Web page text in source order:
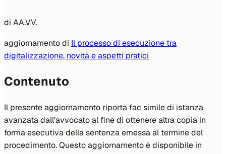
di AA.VV.
aggiornamento di Il processo di esecuzione tra
digitalizzazione, novità e aspetti pratici
Contenuto
Il presente aggiornamento riporta fac simile di istanza
avanzata dall’avvocato al fine di ottenere altra copia in
forma esecutiva della sentenza emessa al termine del
procedimento. Questo aggiornamento è disponibile in